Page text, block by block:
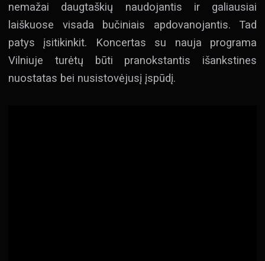
nemažai daugtaškių naudojantis ir galiausiai
laiškuose visada bučiniais apdovanojantis. Tad
patys įsitikinkit. Koncertas su nauja programa
Vilniuje turėtų būti pranokstantis išankstines
nuostatas bei nusistovėjusį įspūdį.